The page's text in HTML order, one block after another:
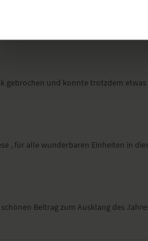
des inneren Gleichgewicht .
gebrochen und konnte trotzdem etwas
, für alle wunderbaren Einheiten in
Beitrag zum Ausklang des